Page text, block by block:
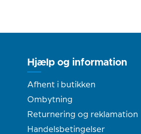
Hjælp og information
Afhent i butikken
Ombytning
Returnering og reklamation
Handelsbetingelser